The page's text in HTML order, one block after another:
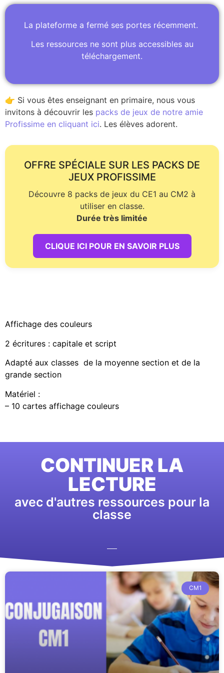
La plateforme a fermé ses portes récemment.
Les ressources ne sont plus accessibles au
téléchargement.
👉 Si vous êtes enseignant en primaire, nous vous
invitons à découvrir les packs de jeux de notre amie
Profissime en cliquant ici. Les élèves adorent.
OFFRE SPÉCIALE SUR LES PACKS DE
JEUX PROFISSIME
Découvre 8 packs de jeux du CE1 au CM2 à
utiliser en classe.
Durée très limitée
CLIQUE ICI POUR EN SAVOIR PLUS
Affichage des couleurs
2 écritures : capitale et script
Adapté aux classes de la moyenne section et de la
grande section
Matériel :
– 10 cartes affichage couleurs
CONTINUER LA
LECTURE
avec d'autres ressources pour la
classe
CM1